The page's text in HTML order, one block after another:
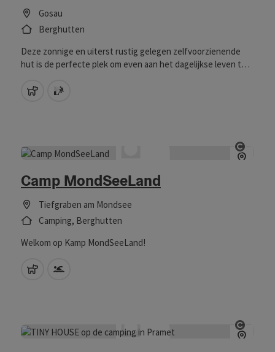
Gosau
Berghutten
Deze zonnige en uiterst rustig gelegen zelfvoorzienende
hut is de perfecte plek om even aan het dagelijkse leven te
Huisdieren toegestaan
Start
Camp MondSeeLand
Tiefgraben am Mondsee
Camping, Berghutten
Welkom op Kamp MondSeeLand!
Huisdieren toegestaan
Start